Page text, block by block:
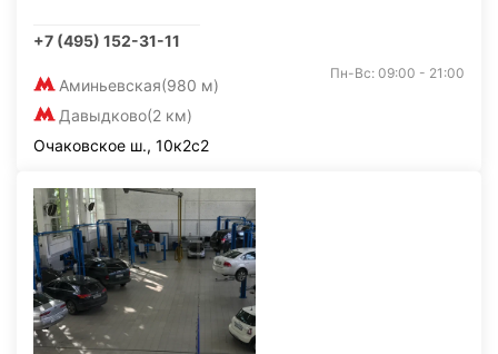
+7 (495) 152-31-11
Аминьевская(980 м)
Давыдково(2 км)
Пн-Вс: 09:00 - 21:00
Очаковское ш., 10к2с2